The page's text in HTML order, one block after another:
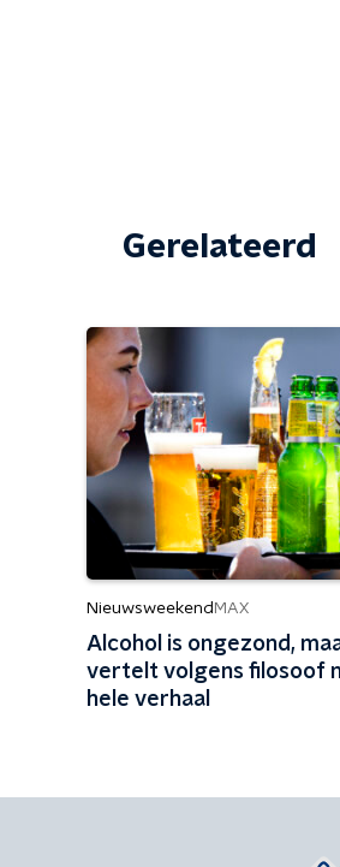
Gerelateerd
Nieuwsweekend MAX
Alcohol is ongezond,
vertelt volgens filosoof
hele verhaal